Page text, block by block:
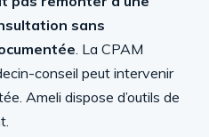
sans
. La CPAM
conseil peut intervenir
Ameli dispose d’outils de